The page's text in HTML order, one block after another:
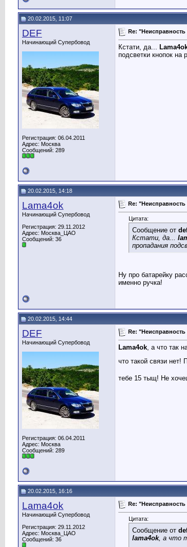
20.02.2015, 11:07
DEF
Начинающий Супербовод
Регистрация: 06.04.2011
Адрес: Москва
Сообщений: 289
Re: "Неисправность
Кстати, да...
подсветки кнопок на
20.02.2015, 14:18
Lama4ok
Начинающий Супербовод
Регистрация: 29.11.2012
Адрес: Москва_ЦАО
Сообщений: 36
Re: "Неисправность
Цитата:
Сообщение от
Кстати, да...
пропадания
Ну про батарейку
именно ручка!
20.02.2015, 14:44
DEF
Начинающий Супербовод
Регистрация: 06.04.2011
Адрес: Москва
Сообщений: 289
Re: "Неисправность
Lama4ok, а что так
что такой связи нет!
тебе 15 тыщ! Не
20.02.2015, 16:16
Lama4ok
Начинающий Супербовод
Регистрация: 29.11.2012
Адрес: Москва_ЦАО
Сообщений: 36
Re: "Неисправность
Цитата:
Сообщение от
lama4ok, а что